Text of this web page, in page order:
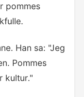
pommes
Han sa: "Jeg
Pommes
kultur."